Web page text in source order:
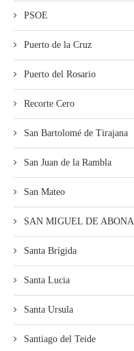
PSOE
Puerto de la Cruz
Puerto del Rosario
Recorte Cero
San Bartolomé de Tirajana
San Juan de la Rambla
San Mateo
SAN MIGUEL DE ABONA
Santa Brígida
Santa Lucia
Santa Ursula
Santiago del Teide